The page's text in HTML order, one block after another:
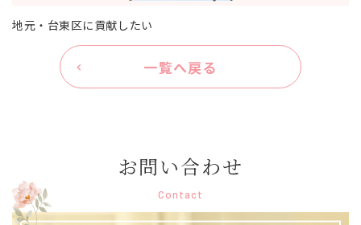
地元・台東区に貢献したい
一覧へ戻る
お問い合わせ
Contact